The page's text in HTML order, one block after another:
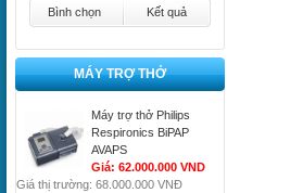
Bình chọn Kết quả
MÁY TRỢ THỞ
Máy trợ thở Philips
Respironics BiPAP
AVAPS
Giá: 62.000.000 VND
Giá thị trường: 68.000.000 VNĐ